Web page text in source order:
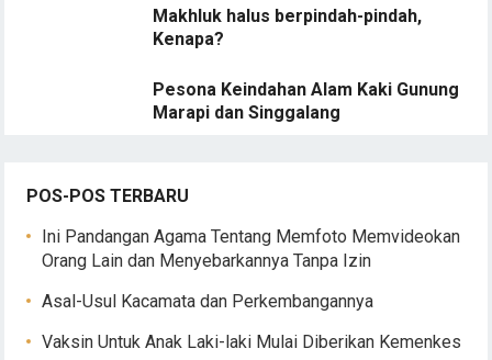
Makhluk halus berpindah-pindah,
Kenapa?
Pesona Keindahan Alam Kaki Gunung
Marapi dan Singgalang
POS-POS TERBARU
Ini Pandangan Agama Tentang Memfoto Memvideokan
Orang Lain dan Menyebarkannya Tanpa Izin
Asal-Usul Kacamata dan Perkembangannya
Vaksin Untuk Anak Laki-laki Mulai Diberikan Kemenkes